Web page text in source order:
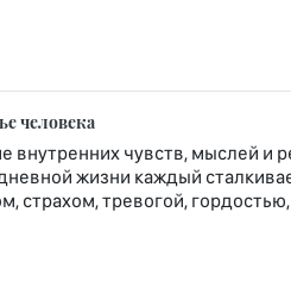
человека
внутренних чувств, мыслей и
жизни каждый
страхом, тревогой,